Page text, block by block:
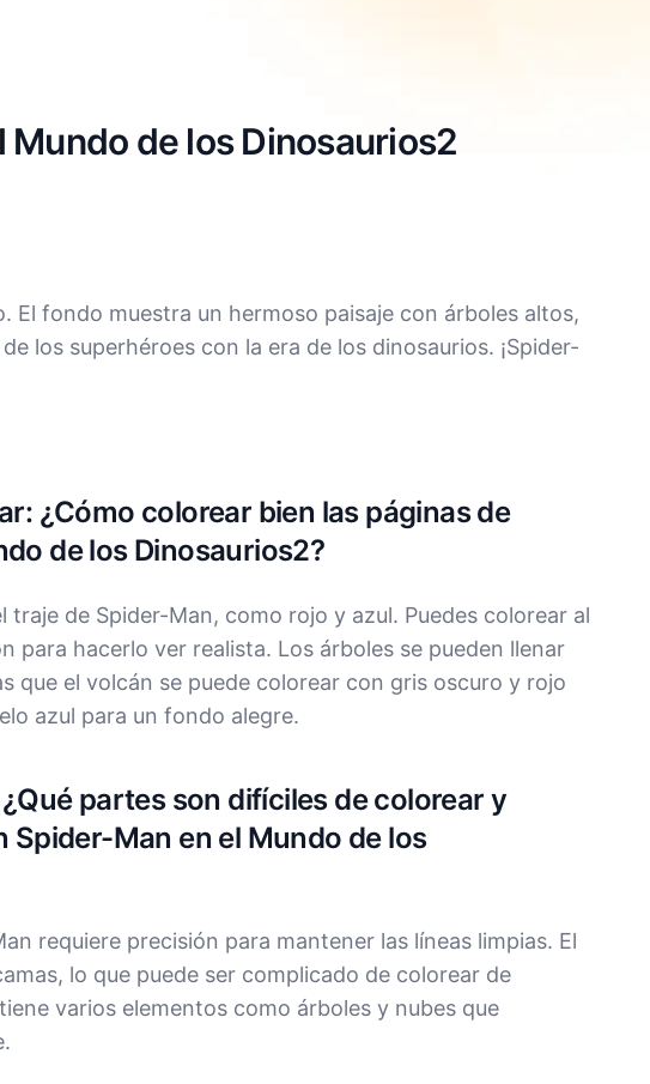
Mundo de los Dinosaurios2
El fondo muestra un hermoso paisaje con árboles altos,
los superhéroes con la era de los dinosaurios. ¡Spider-
¿Cómo colorear bien las páginas de
de los Dinosaurios2?
traje de Spider-Man, como rojo y azul. Puedes colorear al
para hacerlo ver realista. Los árboles se pueden llenar
que el volcán se puede colorear con gris oscuro y rojo
azul para un fondo alegre.
partes son difíciles de colorear y
Spider-Man en el Mundo de los
requiere precisión para mantener las líneas limpias. El
lo que puede ser complicado de colorear de
varios elementos como árboles y nubes que